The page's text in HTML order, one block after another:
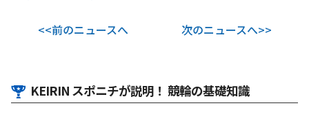
<<前のニュースへ 次のニュースへ>>
KEIRIN スポニチが説明！ 競輪の基礎知識